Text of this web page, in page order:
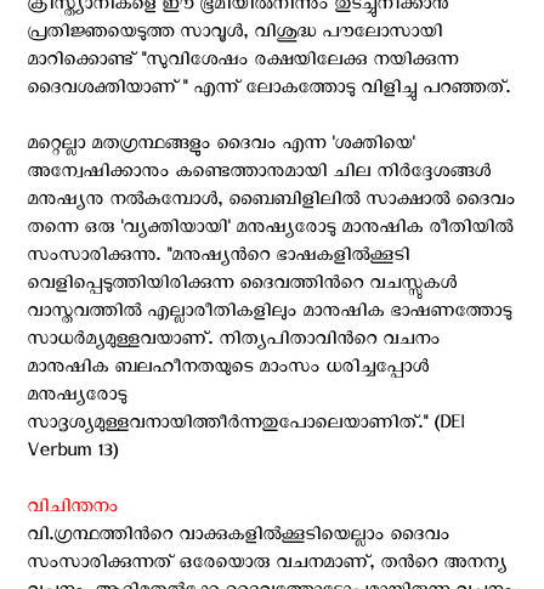
ക്രിസ്ത്യാനികളെ ഈ ഭൂമിയിൽനിന്നും തുടച്ചുനീക്കാൻ
പ്രതിജ്ഞയെടുത്ത സാവൂൾ, വിശുദ്ധ പൗലോസായി
മാറിക്കൊണ്ട് "സുവിശേഷം രക്ഷയിലേക്കു നയിക്കുന്ന
ദൈവശക്തിയാണ്" എന്ന് ലോകത്തോടു വിളിച്ചു പറഞ്ഞത്.
മറ്റെല്ലാ മതഗ്രന്ഥങ്ങളും ദൈവം എന്ന 'ശക്തിയെ'
അന്വേഷിക്കാനും കണ്ടെത്താനുമായി ചില നിർദ്ദേശങ്ങൾ
മനുഷ്യനു നൽകുമ്പോൾ, ബൈബിളിലിൽ സാക്ഷാൽ ദൈവം
തന്നെ ഒരു 'വ്യക്തിയായി' മനുഷ്യരോടു മാനുഷിക രീതിയില്‍
സംസാരിക്കുന്നു. "മനുഷ്യന്‍റെ ഭാഷകളില്‍ക്കൂടി
വെളിപ്പെടുത്തിയിരിക്കുന്ന ദൈവത്തിന്‍റെ വചസ്സുകള്‍
വാസ്തവത്തില്‍ എല്ലാരീതികളിലും മാനുഷിക ഭാഷണത്തോടു
സാധര്‍മ്യമുള്ളവയാണ്‌. നിത്യപിതാവിന്‍റെ വചനം
മാനുഷിക ബലഹീനതയുടെ മാംസം ധരിച്ചപ്പോള്‍
മനുഷ്യരോടു
സാദൃശ്യമുള്ളവനായിത്തീര്‍ന്നതുപോലെയാണിത്‌." (DEI
Verbum 13)
വിചിന്തനം
വി.ഗ്രന്ഥത്തിന്‍റെ വാക്കുകളില്‍ക്കൂടിയെല്ലാം ദൈവം
സംസാരിക്കുന്നത് ഒരേയൊരു വചനമാണ്, തന്‍റെ അനന്യ